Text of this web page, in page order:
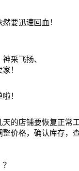
要迅速回血！
采飞扬、
！
！
的店铺要恢复正常
价格，确认库存，